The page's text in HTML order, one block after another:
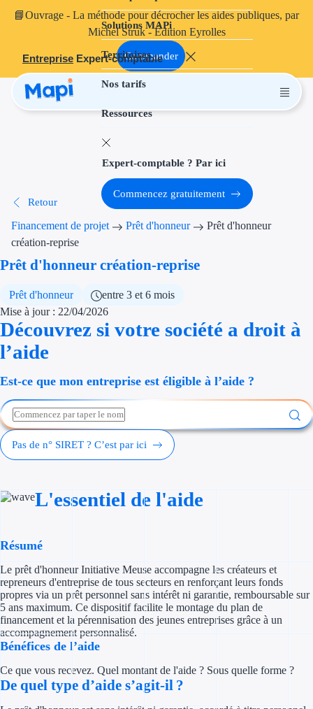
📘Ouvrage - La méthode pour décrocher les aides publiques, par
Michel Struk - Édition Eyrolles
Commander
Entreprise Expert-comptable
Solutions MAPi
Territoires
Nos tarifs
Ressources
Projets finançables
Aides à
Aides
Thématiques
Financement
Économies
Création
Aides sans
Subventions
Expert-comptable ? Par ici
Commencez gratuitement
Retour
Financement de projet Prêt d'honneur
Prêt d'honneur
création-reprise
Prêt d'honneur création-reprise
Prêt d'honneur
entre 3 et 6 mois
Mise à jour : 22/04/2026
Découvrez si votre société a droit à
l’aide
Est-ce que mon entreprise est éligible à l’aide ?
Pas de n° SIRET ? C’est par ici
L'essentiel de l'aide
Résumé
Le prêt d'honneur Initiative Meuse accompagne les créateurs et
repreneurs d'entreprise de tous secteurs en renforçant leurs fonds
propres via un prêt personnel sans intérêt ni garantie, remboursable sur
5 ans maximum. Ce dispositif facilite le montage du plan de
financement et la pérennisation des jeunes entreprises grâce à un
accompagnement personnalisé.
Bénéfices de l’aide
Ce que vous recevez. Quel montant de l'aide ? Sous quelle forme ?
De quel type d’aide s’agit-il ?